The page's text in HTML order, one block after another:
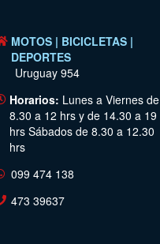
MOTOS | BICICLETAS |
DEPORTES
Uruguay 954
Horarios: Lunes a Viernes de
8.30 a 12 hrs y de 14.30 a 19
hrs Sábados de 8.30 a 12.30
hrs
099 474 138
473 39637